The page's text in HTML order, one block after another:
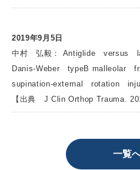
2019年9月5日
中村 弘毅： Antiglide
Danis-Weber typeB
supination-external rotation
【出典 J Clin Orthop Trauma.
一覧